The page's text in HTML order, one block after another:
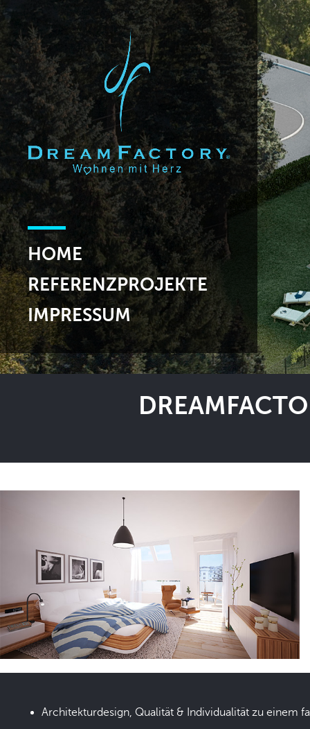
HOME
REFERENZPROJEKTE
IMPRESSUM
Architekturdesign, Qualität & Individualität zu einem